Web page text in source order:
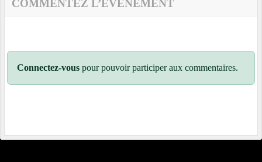
COMMENTEZ L’ÉVÈNEMENT
Connectez-vous pour pouvoir participer aux commentaires.